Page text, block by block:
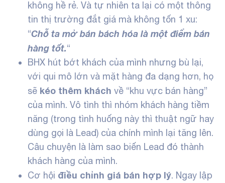
không hề rẻ. Và tự nhiên ta lại có một thông
tin thị trường đắt giá mà không tốn 1 xu:
“Chỗ ta mở bán bách hóa là một điểm bán
hàng tốt.“
BHX hút bớt khách của mình nhưng bù lại,
với qui mô lớn và mặt hàng đa dạng hơn, họ
sẽ kéo thêm khách về “khu vực bán hàng”
của mình. Vô tình thì nhóm khách hàng tiềm
năng (trong tình huống này thì thuật ngữ hay
dùng gọi là Lead) của chính mình lại tăng lên.
Câu chuyện là làm sao biến Lead đó thành
khách hàng của mình.
Cơ hội điều chỉnh giá bán hợp lý. Ngay lập